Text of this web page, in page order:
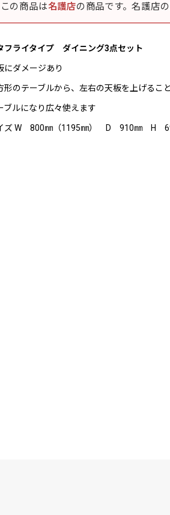
この商品は名護店の商品です。名護店
フライタイプ ダイニング3点セット
にダメージあり
形のテーブルから、左右の天板を上げるこ
ブルになり広々使えます
ズ W 800㎜（1195㎜） D 910㎜ H